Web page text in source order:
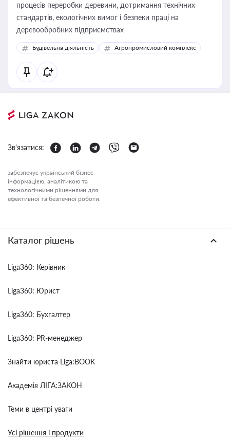
процесів переробки деревини, дотримання технічних
стандартів, екологічних вимог і безпеки праці на
деревообробних підприємствах
Будівельна діяльність Агропромисловий комплекс
Зв'язатися:
забезпечує український бізнес
інформацією, аналітикою та
технологічними рішеннями для
ефективної та безпечної роботи.
Каталог рішень
Liga360: Керівник
Liga360: Юрист
Liga360: Бухгалтер
Liga360: PR-менеджер
Знайти юриста Liga:BOOK
Академія ЛІГА:ЗАКОН
Теми в центрі уваги
Усі рішення і продукти